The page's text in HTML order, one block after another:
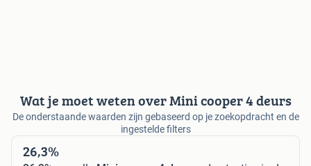
Wat je moet weten over Mini cooper 4 deurs
De onderstaande waarden zijn gebaseerd op je zoekopdracht en de
ingestelde filters
26,3%